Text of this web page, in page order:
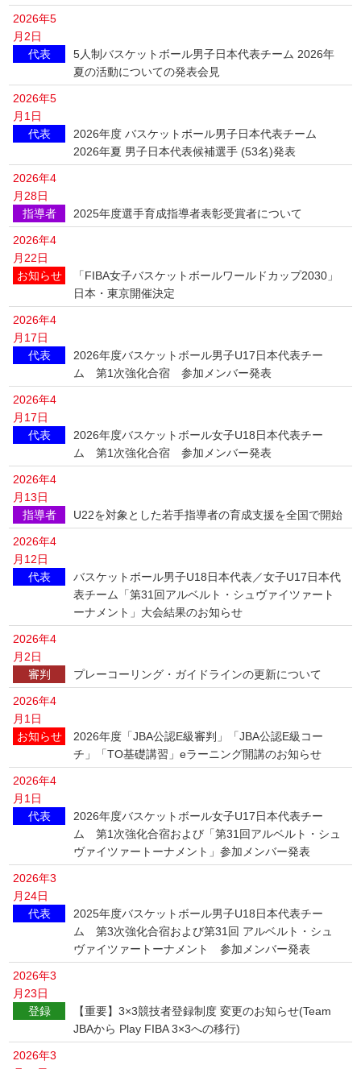
2026年5
月2日
代表
5人制バスケットボール男子日本代表チーム 2026年
夏の活動についての発表会見
2026年5
月1日
代表
2026年度 バスケットボール男子日本代表チーム
2026年夏 男子日本代表候補選手 (53名)発表
2026年4
月28日
指導者
2025年度選手育成指導者表彰受賞者について
2026年4
月22日
お知らせ
「FIBA女子バスケットボールワールドカップ2030」
日本・東京開催決定
2026年4
月17日
代表
2026年度バスケットボール男子U17日本代表チー
ム 第1次強化合宿 参加メンバー発表
2026年4
月17日
代表
2026年度バスケットボール女子U18日本代表チー
ム 第1次強化合宿 参加メンバー発表
2026年4
月13日
指導者
U22を対象とした若手指導者の育成支援を全国で開始
2026年4
月12日
代表
バスケットボール男子U18日本代表／女子U17日本代
表チーム「第31回アルベルト・シュヴァイツァート
ーナメント」大会結果のお知らせ
2026年4
月2日
審判
プレーコーリング・ガイドラインの更新について
2026年4
月1日
お知らせ
2026年度「JBA公認E級審判」「JBA公認E級コー
チ」「TO基礎講習」eラーニング開講のお知らせ
2026年4
月1日
代表
2026年度バスケットボール女子U17日本代表チー
ム 第1次強化合宿および「第31回アルベルト・シュ
ヴァイツァートーナメント」参加メンバー発表
2026年3
月24日
代表
2025年度バスケットボール男子U18日本代表チー
ム 第3次強化合宿および第31回 アルベルト・シュ
ヴァイツァートーナメント 参加メンバー発表
2026年3
月23日
登録
【重要】3×3競技者登録制度 変更のお知らせ(Team
JBAから Play FIBA 3×3への移行)
2026年3